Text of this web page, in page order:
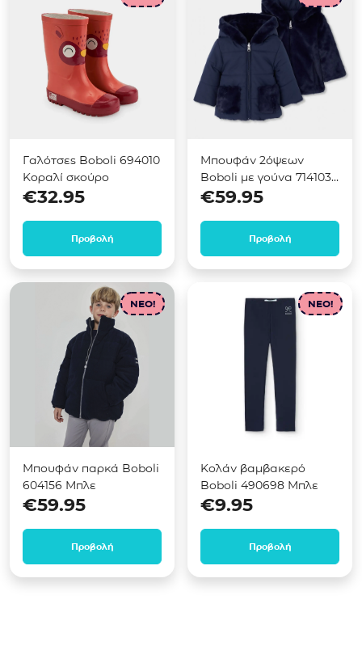
Γαλότσες Boboli 694010
Κοραλί σκούρο
€32.95
Προβολή
Μπουφάν 2όψεων
Boboli με γούνα 714103
Μπλε
€59.95
Προβολή
NEO!
Μπουφάν παρκά Boboli
604156 Μπλε
€59.95
Προβολή
NEO!
Κολάν βαμβακερό
Boboli 490698 Μπλε
€9.95
Προβολή